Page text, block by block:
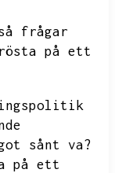
frågar
på ett
sånt va?
på ett